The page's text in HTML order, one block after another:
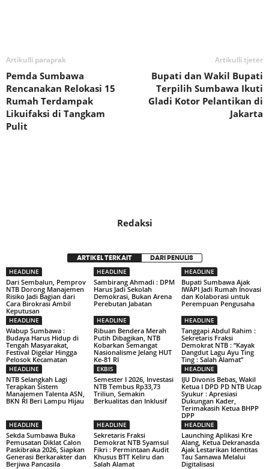
Artikulli paraprak
Pemda Sumbawa
Rencanakan Relokasi 15
Rumah Terdampak
Likuifaksi di Tangkam
Pulit
Artikulli tjetër
Bupati dan Wakil Bupati
Terpilih Sumbawa Ikuti
Gladi Kotor Pelantikan di
Jakarta
Redaksi
ARTIKEL TERKAIT DARI PENULIS
HEADLINE
Dari Sembalun, Pemprov
NTB Dorong Manajemen
Risiko Jadi Bagian dari
Cara Birokrasi Ambil
Keputusan
HEADLINE
Sambirang Ahmadi : DPM
Harus Jadi Sekolah
Demokrasi, Bukan Arena
Perebutan Jabatan
HEADLINE
Bupati Sumbawa Ajak
IWAPI Jadi Rumah Inovasi
dan Kolaborasi untuk
Perempuan Pengusaha
HEADLINE
Wabup Sumbawa :
Budaya Harus Hidup di
Tengah Masyarakat,
Festival Digelar Hingga
Pelosok Kecamatan
HEADLINE
Ribuan Bendera Merah
Putih Dibagikan, NTB
Kobarkan Semangat
Nasionalisme Jelang HUT
Ke-81 RI
HEADLINE
Tanggapi Abdul Rahim :
Sekretaris Fraksi
Demokrat NTB : “Kayak
Dangdut Lagu Ayu Ting
Ting : Salah Alamat”
HEADLINE
NTB Selangkah Lagi
Terapkan Sistem
Manajemen Talenta ASN,
BKN RI Beri Lampu Hijau
EKBIS
Semester I 2026, Investasi
NTB Tembus Rp33,73
Triliun, Semakin
Berkualitas dan Inklusif
HEADLINE
IJU Divonis Bebas, Wakil
Ketua I DPD PD NTB Ucap
Syukur : Apresiasi
Dukungan Kader,
Terimakasih Ketua BHPP
DPP
HEADLINE
Sekda Sumbawa Buka
Pemusatan Diklat Calon
Paskibraka 2026, Siapkan
Generasi Berkarakter dan
Berjiwa Pancasila
HEADLINE
Sekretaris Fraksi
Demokrat NTB Syamsul
Fikri : Permintaan Audit
Khusus BTT Keliru dan
Salah Alamat
HEADLINE
Launching Aplikasi Kre
Alang, Ketua Dekranasda
Ajak Lestarikan Identitas
Tau Samawa Melalui
Digitalisasi